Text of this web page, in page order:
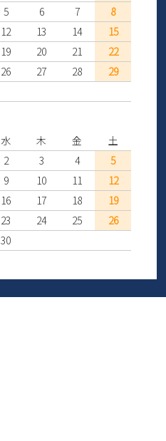
5 6 7
8
12 13 14
15
19 20 21
22
26 27 28
29
水 木 金
土
2 3 4
5
9 10 11
12
16 17 18
19
23 24 25
26
30